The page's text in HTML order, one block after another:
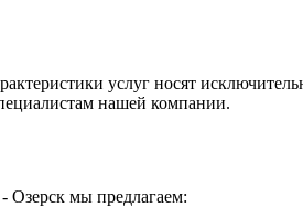
услуг носят
нашей компании.
Озерск мы предлагаем: